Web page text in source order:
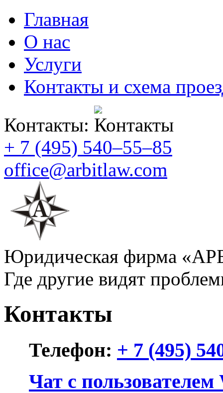
Главная
О нас
Услуги
Контакты и схема
Контакты:
+ 7 (495) 540–55–85
office@arbitlaw.com
Юридическая фирма
Где другие видят
Контакты
Телефон: + 7 (495)
Чат с